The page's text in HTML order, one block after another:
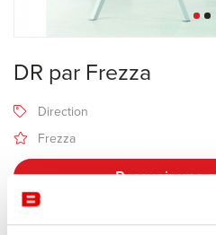
DR par Frezza
Direction
Frezza
Recevoir une